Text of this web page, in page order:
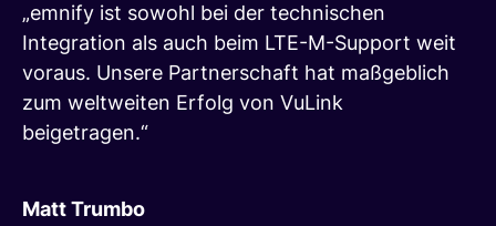
„emnify ist sowohl bei der technischen
Integration als auch beim LTE-M-Support weit
voraus. Unsere Partnerschaft hat maßgeblich
zum weltweiten Erfolg von VuLink
beigetragen.“
Matt Trumbo